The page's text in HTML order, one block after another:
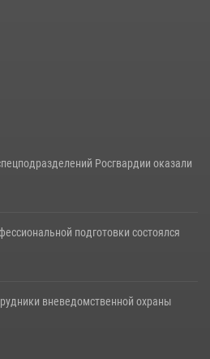
Росгвардии оказали
подготовки состоялся
вневедомственной охраны